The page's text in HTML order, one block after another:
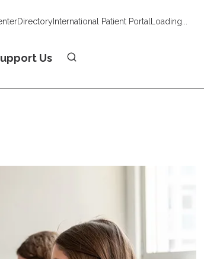
DirectoryInternational Patient Portal Loading...
Us